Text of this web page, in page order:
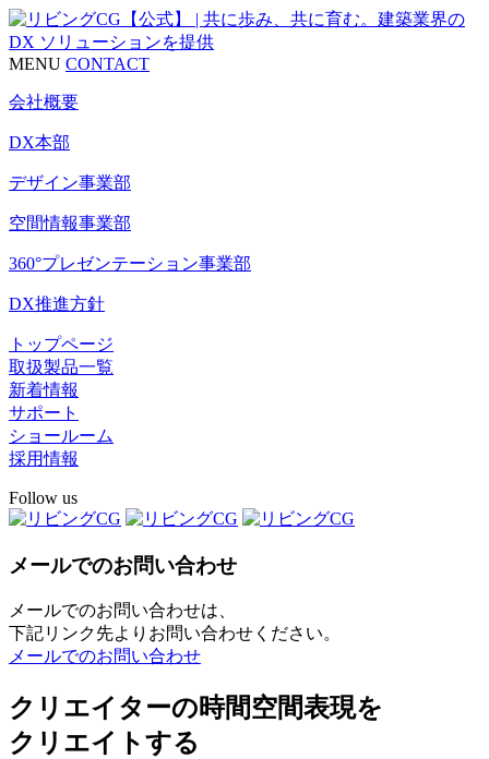
MENU CONTACT
会社概要
DX本部
デザイン事業部
空間情報事業部
360°プレゼンテーション事業部
DX推進方針
トップページ
取扱製品一覧
新着情報
サポート
ショールーム
採用情報
Follow us
メールでのお問い合わせ
メールでのお問い合わせは、
下記リンク先よりお問い合わせください。
メールでのお問い合わせ
クリエイターの時間空間表現を
クリエイトする